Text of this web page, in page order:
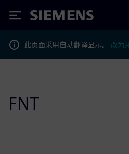
Siemens
此页面采用自动翻译显示。 改为
FNT